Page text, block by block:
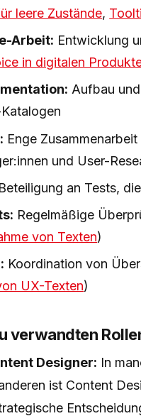
leere Zustände,
Arbeit: Entwicklung
in digitalen
Aufbau
Enge
und User-
Beteiligung an Tests,
Regelmäßige
von Texten)
Koordination von
UX-Texten)
verwandten
Designer: In
ist Content